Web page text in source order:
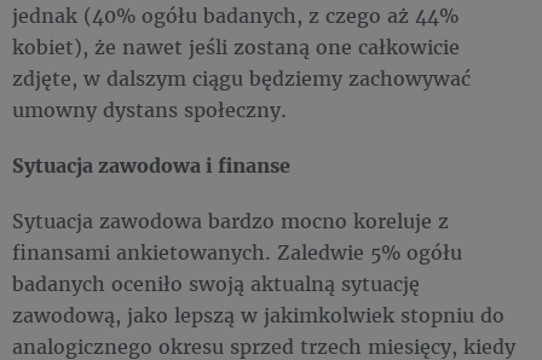
jednak (40% ogółu badanych, z czego aż 44%
kobiet), że nawet jeśli zostaną one całkowicie
zdjęte, w dalszym ciągu będziemy zachowywać
umowny dystans społeczny.
Sytuacja zawodowa i finanse
Sytuacja zawodowa bardzo mocno koreluje z
finansami ankietowanych. Zaledwie 5% ogółu
badanych oceniło swoją aktualną sytuację
zawodową, jako lepszą w jakimkolwiek stopniu do
analogicznego okresu sprzed trzech miesięcy, kiedy